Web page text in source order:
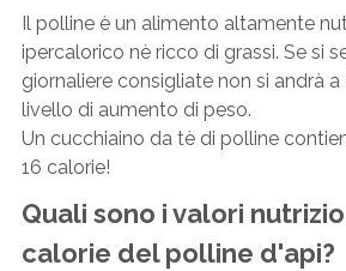
Il polline è un alimento altamente
ipercalorico nè ricco di grassi. Se si
giornaliere consigliate non si andrà
livello di aumento di peso.
Un cucchiaino da tè di polline
16 calorie!
Quali sono i valori
calorie del polline d'api?